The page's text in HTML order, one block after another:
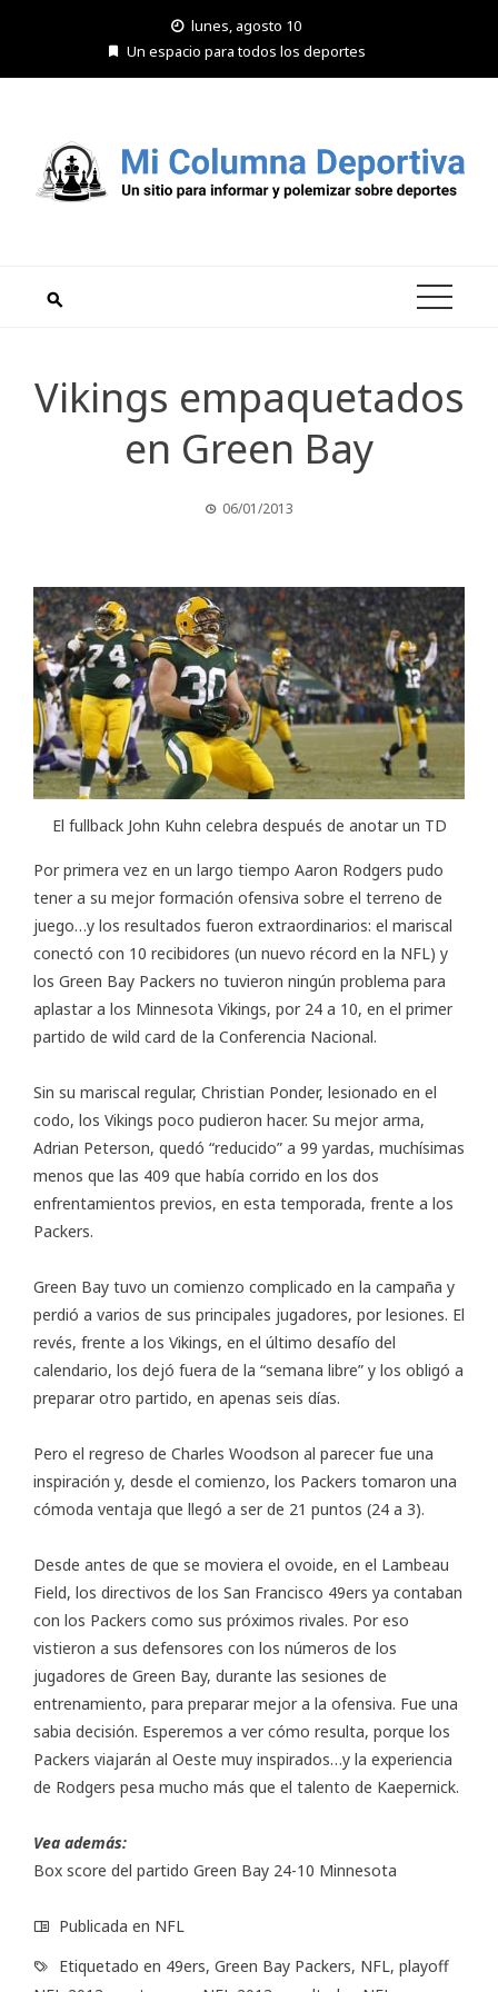
lunes, agosto 10
Un espacio para todos los deportes
Vikings empaquetados
en Green Bay
06/01/2013
El fullback John Kuhn celebra después de anotar un TD
Por primera vez en un largo tiempo Aaron Rodgers pudo
tener a su mejor formación ofensiva sobre el terreno de
juego…y los resultados fueron extraordinarios: el mariscal
conectó con 10 recibidores (un nuevo récord en la NFL) y
los Green Bay Packers no tuvieron ningún problema para
aplastar a los Minnesota Vikings, por 24 a 10, en el primer
partido de wild card de la Conferencia Nacional.
Sin su mariscal regular, Christian Ponder, lesionado en el
codo, los Vikings poco pudieron hacer. Su mejor arma,
Adrian Peterson, quedó “reducido” a 99 yardas, muchísimas
menos que las 409 que había corrido en los dos
enfrentamientos previos, en esta temporada, frente a los
Packers.
Green Bay tuvo un comienzo complicado en la campaña y
perdió a varios de sus principales jugadores, por lesiones. El
revés, frente a los Vikings, en el último desafío del
calendario, los dejó fuera de la “semana libre” y los obligó a
preparar otro partido, en apenas seis días.
Pero el regreso de Charles Woodson al parecer fue una
inspiración y, desde el comienzo, los Packers tomaron una
cómoda ventaja que llegó a ser de 21 puntos (24 a 3).
Desde antes de que se moviera el ovoide, en el Lambeau
Field, los directivos de los San Francisco 49ers ya contaban
con los Packers como sus próximos rivales. Por eso
vistieron a sus defensores con los números de los
jugadores de Green Bay, durante las sesiones de
entrenamiento, para preparar mejor a la ofensiva. Fue una
sabia decisión. Esperemos a ver cómo resulta, porque los
Packers viajarán al Oeste muy inspirados…y la experiencia
de Rodgers pesa mucho más que el talento de Kaepernick.
Vea además:
Box score del partido Green Bay 24-10 Minnesota
Publicada en NFL
Etiquetado en 49ers, Green Bay Packers, NFL, playoff